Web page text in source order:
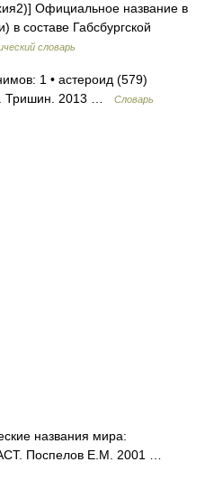
Официальное название в
составе Габсбургской
словарь
1 • астероид (579)
Тришин. 2013 …
Словарь
названия мира:
Поспелов Е.М. 2001 …